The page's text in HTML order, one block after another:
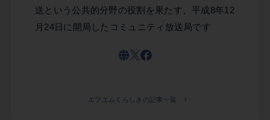
送という公共的分野の役割を果たす、平成8年12
月24日に開局したコミュニティ放送局です
エフエムくらしきの記事一覧